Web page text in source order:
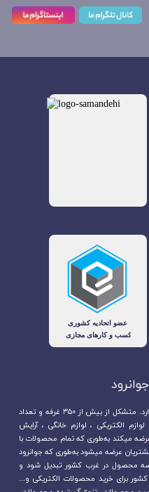
بازارچه مرزی جوانرود که در مرکز شهر جوانرود قرار دارد. متشکل از بیش از ۳۵۰ غرفه و تعداد
الکتریکی ، لوازم خانگی ، آرایش
میکند به‌طوری که تمام محصولات با
عرضه میشود به‌طوری که جوانرود
محصول در غرب کشور تبدیل شود و
از سر تا سر کشور برای خرید محصولات الکتریکی و...